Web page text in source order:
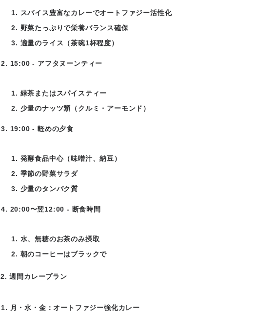
スパイス豊富なカレーでオートファジー活性化
野菜たっぷりで栄養バランス確保
適量のライス（茶碗1杯程度）
15:00 - アフタヌーンティー
緑茶またはスパイスティー
少量のナッツ類（クルミ・アーモンド）
19:00 - 軽めの夕食
発酵食品中心（味噌汁、納豆）
季節の野菜サラダ
少量のタンパク質
20:00〜翌12:00 - 断食時間
水、無糖のお茶のみ摂取
朝のコーヒーはブラックで
2. 週間カレープラン
月・水・金：オートファジー強化カレー